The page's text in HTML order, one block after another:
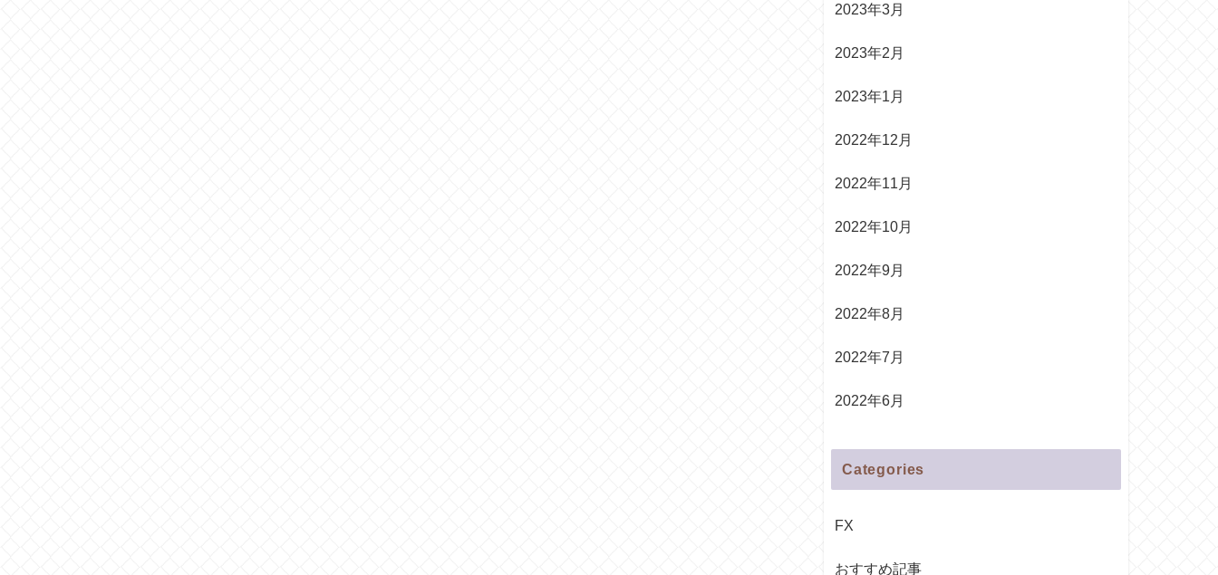
2023年3月
2023年2月
2023年1月
2022年12月
2022年11月
2022年10月
2022年9月
2022年8月
2022年7月
2022年6月
Categories
FX
おすすめ記事